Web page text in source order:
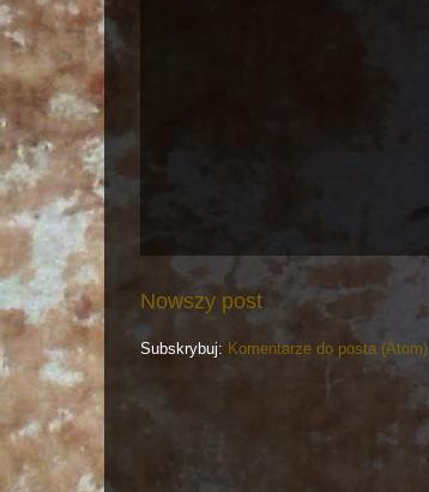
Nowszy post
Subskrybuj: Komentarze do posta (Atom)